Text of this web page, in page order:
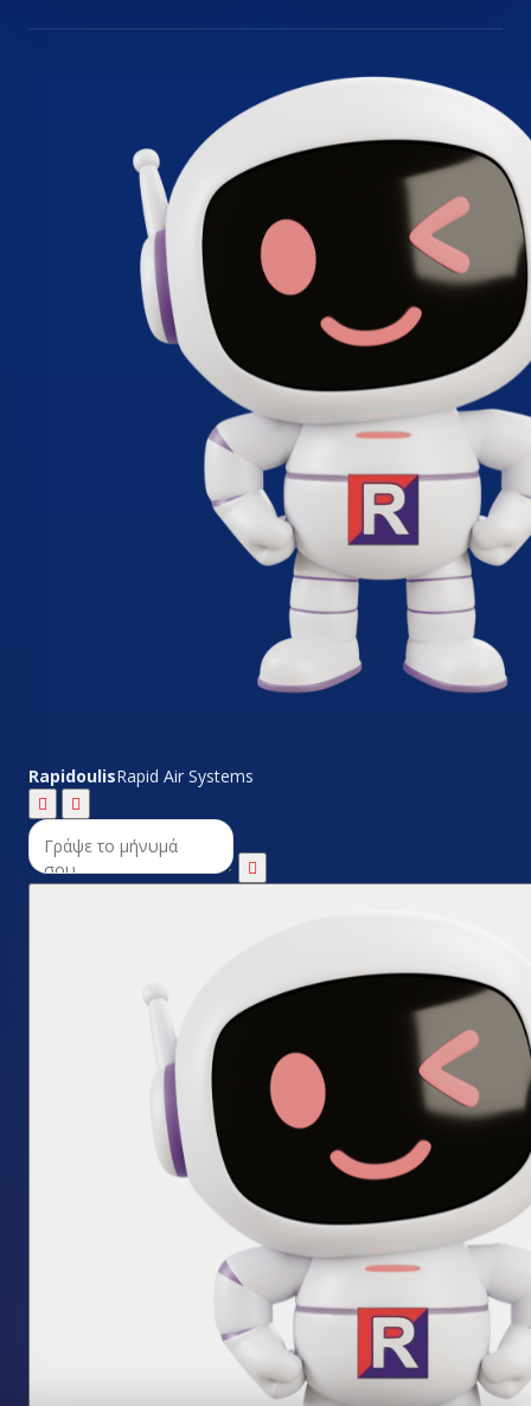
RapidoulisRapid Air Systems